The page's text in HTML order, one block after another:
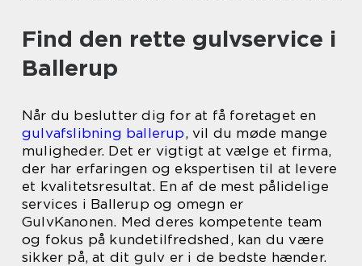
Find den rette gulvservice i
Ballerup
Når du beslutter dig for at få foretaget en
gulvafslibning ballerup, vil du møde mange
muligheder. Det er vigtigt at vælge et firma,
der har erfaringen og ekspertisen til at levere
et kvalitetsresultat. En af de mest pålidelige
services i Ballerup og omegn er
GulvKanonen. Med deres kompetente team
og fokus på kundetilfredshed, kan du være
sikker på, at dit gulv er i de bedste hænder.